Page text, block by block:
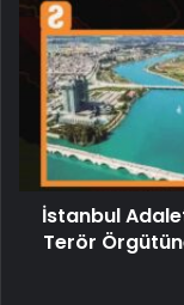
İstanbul
Terör